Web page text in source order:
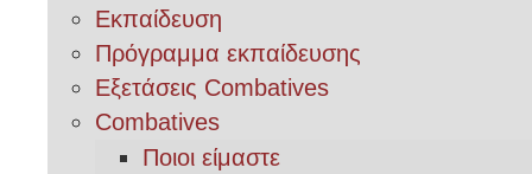
Εκπαίδευση
Πρόγραμμα εκπαίδευσης
Εξετάσεις Combatives
Combatives
Ποιοι είμαστε